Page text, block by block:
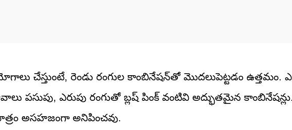
చేస్తుంటే, రెండు రంగుల కాంబినేషన్‌తో మొదలుపెట్టడం ఉత్తమం.
పసుపు, ఎరుపు రంగుతో బ్లష్ పింక్ వంటివి అద్భుతమైన
అసహజంగా అనిపించవు.